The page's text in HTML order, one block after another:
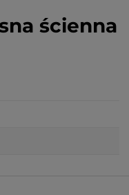
ścienna